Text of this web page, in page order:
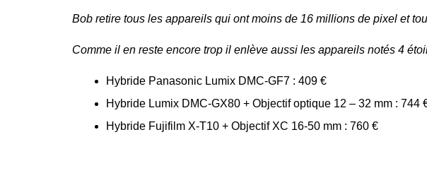
Bob retire tous les appareils qui ont moins de 16 millions de pixel et
Comme il en reste encore trop il enlève aussi les appareils notés 4
Hybride Panasonic Lumix DMC-GF7 : 409 €
Hybride Lumix DMC-GX80 + Objectif optique 12 – 32 mm : 744
Hybride Fujifilm X-T10 + Objectif XC 16-50 mm : 760 €